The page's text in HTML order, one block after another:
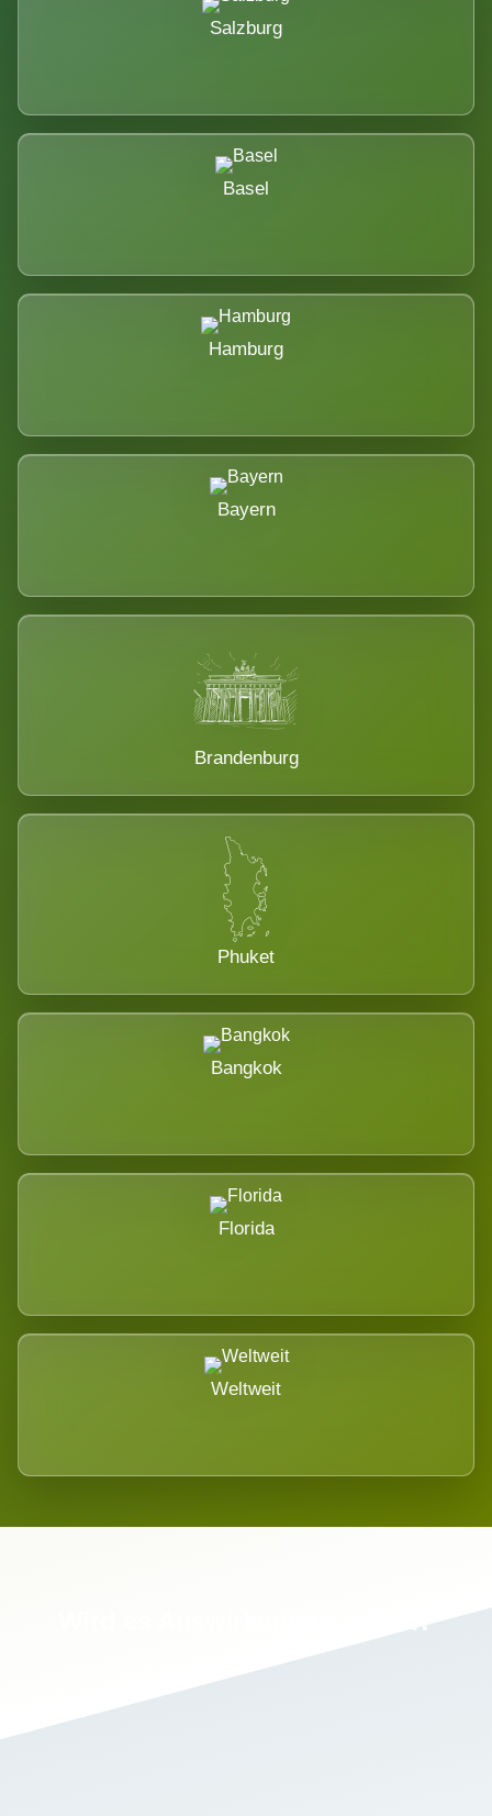
Salzburg
Basel
Hamburg
Bayern
Brandenburg
Phuket
Bangkok
Florida
Weltweit
Wird es Auswirkungen geben?